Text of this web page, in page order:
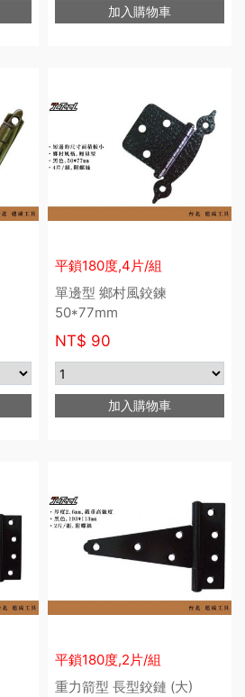
加入購物車
平鎖180度,4片/組
單邊型 鄉村風鉸鍊
50*77mm
NT$ 90
加入購物車
平鎖180度,2片/組
重力箭型 長型鉸鏈 (大)